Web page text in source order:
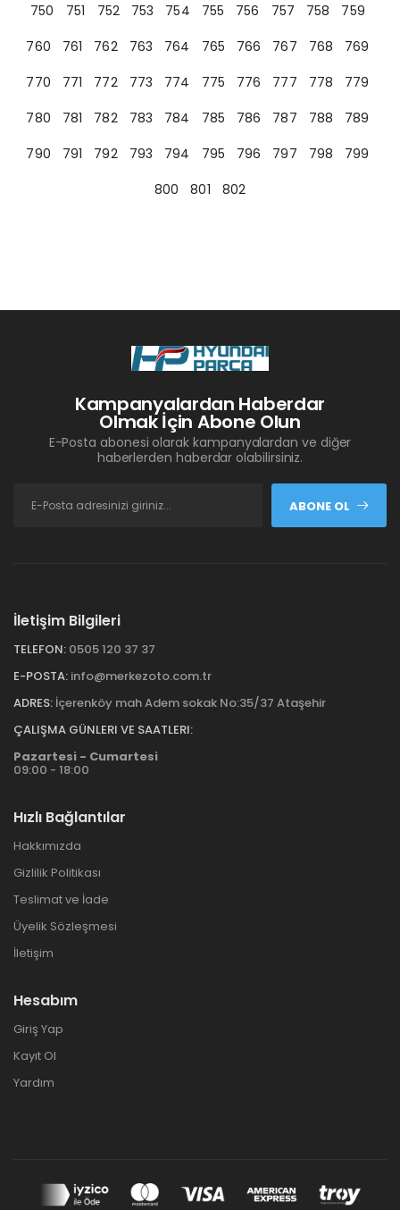
750
751 752 753 754 755 756 757 758
759
760
761 762 763 764 765 766 767 768
769
770
771 772 773 774 775 776 777 778
779
780
781 782 783 784 785 786 787 788
789
790
791 792 793 794 795 796 797 798
799
800
801 802
Kampanyalardan Haberdar
Olmak İçin Abone Olun
E-Posta abonesi olarak kampanyalardan ve diğer
haberlerden haberdar olabilirsiniz.
ABONE OL
İletişim Bilgileri
TELEFON: 0505 120 37 37
E-POSTA: info@merkezoto.com.tr
ADRES: İçerenköy mah Adem sokak No:35/37 Ataşehir
ÇALIŞMA GÜNLERI VE SAATLERI:
Pazartesi - Cumartesi
09:00 - 18:00
Hızlı Bağlantılar
Hakkımızda
Gizlilik Politikası
Teslimat ve İade
Üyelik Sözleşmesi
İletişim
Hesabım
Giriş Yap
Kayıt Ol
Yardım